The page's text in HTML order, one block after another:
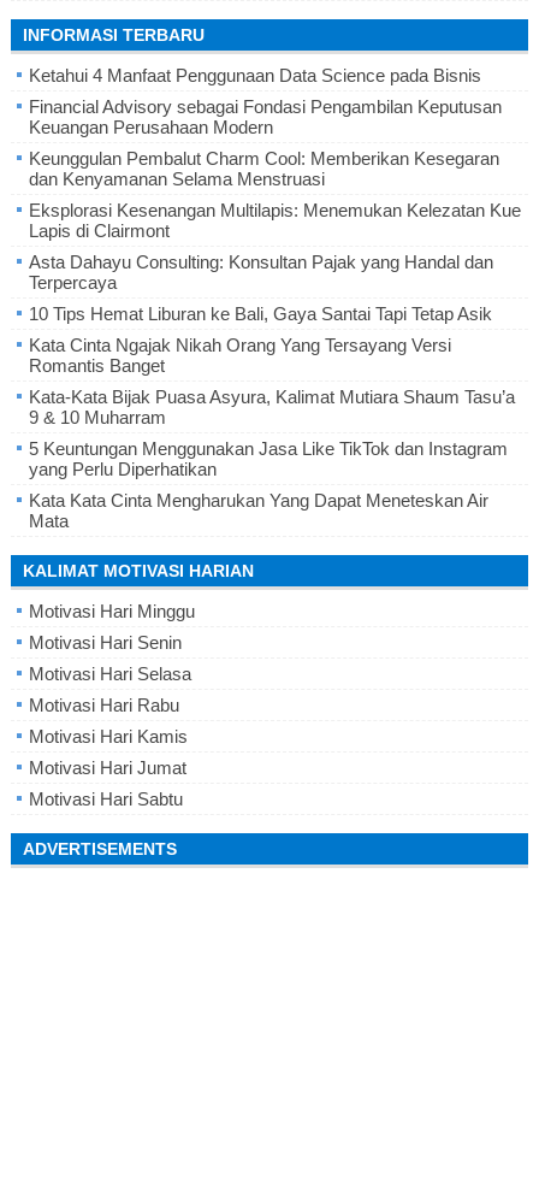
INFORMASI TERBARU
Ketahui 4 Manfaat Penggunaan Data Science pada Bisnis
Financial Advisory sebagai Fondasi Pengambilan Keputusan
Keuangan Perusahaan Modern
Keunggulan Pembalut Charm Cool: Memberikan Kesegaran
dan Kenyamanan Selama Menstruasi
Eksplorasi Kesenangan Multilapis: Menemukan Kelezatan Kue
Lapis di Clairmont
Asta Dahayu Consulting: Konsultan Pajak yang Handal dan
Terpercaya
10 Tips Hemat Liburan ke Bali, Gaya Santai Tapi Tetap Asik
Kata Cinta Ngajak Nikah Orang Yang Tersayang Versi
Romantis Banget
Kata-Kata Bijak Puasa Asyura, Kalimat Mutiara Shaum Tasu’a
9 & 10 Muharram
5 Keuntungan Menggunakan Jasa Like TikTok dan Instagram
yang Perlu Diperhatikan
Kata Kata Cinta Mengharukan Yang Dapat Meneteskan Air
Mata
KALIMAT MOTIVASI HARIAN
Motivasi Hari Minggu
Motivasi Hari Senin
Motivasi Hari Selasa
Motivasi Hari Rabu
Motivasi Hari Kamis
Motivasi Hari Jumat
Motivasi Hari Sabtu
ADVERTISEMENTS